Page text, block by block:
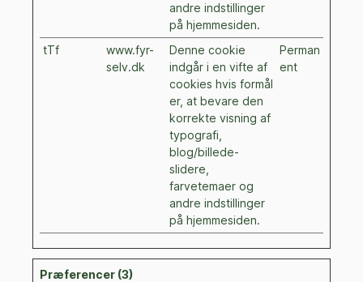
andre indstillinger
på hjemmesiden.
tTf
www.fyr-
selv.dk
Denne cookie
indgår i en vifte af
cookies hvis formål
er, at bevare den
korrekte visning af
typografi,
blog/billede-
slidere,
farvetemaer og
andre indstillinger
på hjemmesiden.
Perman
ent
Præferencer (3)